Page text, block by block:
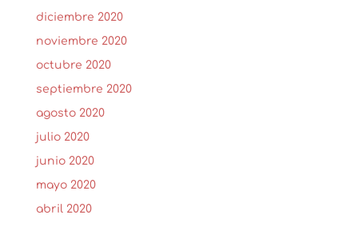
diciembre 2020
noviembre 2020
octubre 2020
septiembre 2020
agosto 2020
julio 2020
junio 2020
mayo 2020
abril 2020